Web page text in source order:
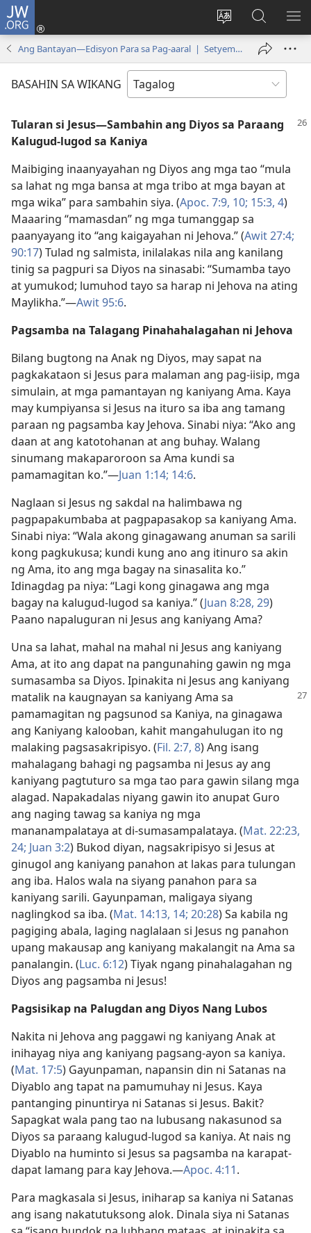
JW.ORG
Baguhin
ng
Mag-
log
(may
bubukas
window)
sa
JW.ORG
Ang Bantayan—Edisyon Para sa Pag-aaral | Setyembre 2008
BASAHIN SA WIKANG
Tularan si Jesus​—Sambahin ang Diyos sa Paraang
Kalugud-lugod sa Kaniya
Maibiging inaanyayahan ng Diyos ang mga tao “mula
sa lahat ng mga bansa at mga tribo at mga bayan at
mga wika” para sambahin siya. (Apoc. 7:9, 10; 15:3, 4)
Maaaring “mamasdan” ng mga tumanggap sa
paanyayang ito “ang kaigayahan ni Jehova.” (Awit 27:4;
90:17) Tulad ng salmista, inilalakas nila ang kanilang
tinig sa pagpuri sa Diyos na sinasabi: “Sumamba tayo
at yumukod; lumuhod tayo sa harap ni Jehova na ating
Maylikha.”​—Awit 95:6.
Pagsamba na Talagang Pinahahalagahan ni Jehova
Bilang bugtong na Anak ng Diyos, may sapat na
pagkakataon si Jesus para malaman ang pag-iisip, mga
simulain, at mga pamantayan ng kaniyang Ama. Kaya
may kumpiyansa si Jesus na ituro sa iba ang tamang
paraan ng pagsamba kay Jehova. Sinabi niya: “Ako ang
daan at ang katotohanan at ang buhay. Walang
sinumang makaparoroon sa Ama kundi sa
pamamagitan ko.”​—Juan 1:14; 14:6.
Naglaan si Jesus ng sakdal na halimbawa ng
pagpapakumbaba at pagpapasakop sa kaniyang Ama.
Sinabi niya: “Wala akong ginagawang anuman sa sarili
kong pagkukusa; kundi kung ano ang itinuro sa akin
ng Ama, ito ang mga bagay na sinasalita ko.”
Idinagdag pa niya: “Lagi kong ginagawa ang mga
bagay na kalugud-lugod sa kaniya.” (Juan 8:28, 29)
Paano napaluguran ni Jesus ang kaniyang Ama?
Una sa lahat, mahal na mahal ni Jesus ang kaniyang
Ama, at ito ang dapat na pangunahing gawin ng mga
sumasamba sa Diyos. Ipinakita ni Jesus ang kaniyang
matalik na kaugnayan sa kaniyang Ama sa
pamamagitan ng pagsunod sa Kaniya, na ginagawa
ang Kaniyang kalooban, kahit mangahulugan ito ng
malaking pagsasakripisyo. (Fil. 2:7, 8) Ang isang
mahalagang bahagi ng pagsamba ni Jesus ay ang
kaniyang pagtuturo sa mga tao para gawin silang mga
alagad. Napakadalas niyang gawin ito anupat Guro
ang naging tawag sa kaniya ng mga
mananampalataya at di-sumasampalataya. (Mat. 22:23,
24; Juan 3:2) Bukod diyan, nagsakripisyo si Jesus at
ginugol ang kaniyang panahon at lakas para tulungan
ang iba. Halos wala na siyang panahon para sa
kaniyang sarili. Gayunpaman, maligaya siyang
naglingkod sa iba. (Mat. 14:13, 14; 20:28) Sa kabila ng
pagiging abala, laging naglalaan si Jesus ng panahon
upang makausap ang kaniyang makalangit na Ama sa
panalangin. (Luc. 6:12) Tiyak ngang pinahalagahan ng
Diyos ang pagsamba ni Jesus!
Pagsisikap na Palugdan ang Diyos Nang Lubos
Nakita ni Jehova ang paggawi ng kaniyang Anak at
inihayag niya ang kaniyang pagsang-ayon sa kaniya.
(Mat. 17:5) Gayunpaman, napansin din ni Satanas na
Diyablo ang tapat na pamumuhay ni Jesus. Kaya
pantanging pinuntirya ni Satanas si Jesus. Bakit?
Sapagkat wala pang tao na lubusang nakasunod sa
Diyos sa paraang kalugud-lugod sa kaniya. At nais ng
Diyablo na huminto si Jesus sa pagsamba na karapat-
dapat lamang para kay Jehova.​—Apoc. 4:11.
Para magkasala si Jesus, iniharap sa kaniya ni Satanas
ang isang nakatutuksong alok. Dinala siya ni Satanas